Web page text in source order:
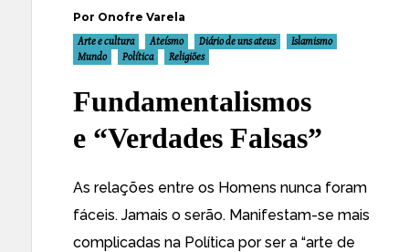
Por Onofre Varela
Arte e cultura Ateísmo Diário de uns ateus
Islamismo
Mundo
Política Religiões
Fundamentalismos
e “Verdades Falsas”
As relações entre os Homens nunca foram
fáceis. Jamais o serão. Manifestam-se mais
complicadas na Política por ser a “arte de